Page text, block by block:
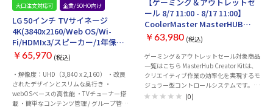
exFAT 冷却ファン ○(温度検知) セキュリテ
ィソフトウェア対応機種 Windows 11/10
が動作するWindowsパソコン、および
macOS Ventura 13/macOS Monterey
12/macOS Big Sur 11が動作するMac 外形
寸法 幅約120mm×奥行約60mm×高さ約
16mm 重量 約220g(本体) 付属品 USB
40Gbps(USB4 Version1)USB Type-C -
USB Type-Cケーブル(約0.2mコネクター
含まず) 電源 USBバスパワー カラー ブラッ
ク 保証期間 1年間
大口注文対応可 企業/SOHO向け
LG 50インチ TVサイネージ
4K(3840x2160/Web OS/Wi-
Fi/HDMIx3/スピーカー/1年保証)
50UN640S0JD
￥65,970 (税込)
・解像度：UHD（3,840 x 2,160） ・改良
されたデザインとスリムな奥行き ・
webOSベースの高性能 ・TVチューナー搭
載 ・簡単なコンテンツ管理 / グループ管理
ール 8/7 11:00 - 8/17 11:00】
CoolerMaster MasterHUB
Creator Kit モジュラーコントロ
ールシステム [MHSK13AA00]
￥63,980 (税込)
ゲーミング＆アウトレットセール対象商品
一覧はこちら MasterHub Creator Kitは、
クリエイティブ作業の効率化を実現するモ
ジュラー型コントロールシステムです。さ
まざまなレイアウトに対応するベース上
(0)